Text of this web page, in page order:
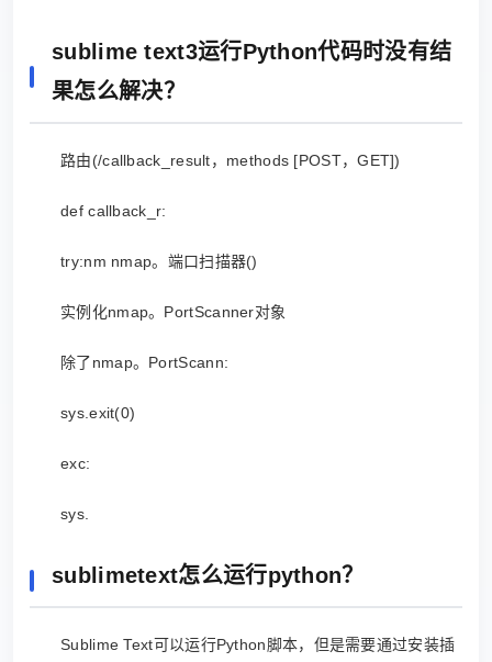
sublime text3运行Python代码时没有结
果怎么解决？
路由(/callback_result，methods [POST，GET])
def callback_r:
try:nm nmap。端口扫描器()
实例化nmap。PortScanner对象
除了nmap。PortScann:
sys.exit(0)
exc:
sys.
sublimetext怎么运行python？
Sublime Text可以运行Python脚本，但是需要通过安装插